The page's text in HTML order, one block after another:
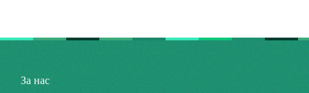
За нас